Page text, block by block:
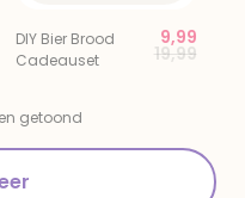
DIY Bier Brood
Cadeauset
Price
19,99to
9,99
getoond